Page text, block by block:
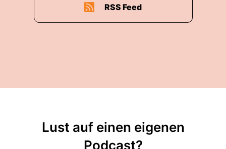
RSS Feed
Lust auf einen eigenen
Podcast?